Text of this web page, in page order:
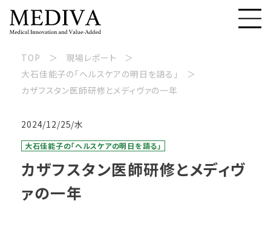
TOP
現場レポート
大石佳能子の「ヘルスケアの明日を語る」
カザフスタン医師研修とメディヴァの一年
2024/12/25/水
大石佳能子の「ヘルスケアの明日を語る」
カザフスタン医師研修とメディヴ
ァの一年